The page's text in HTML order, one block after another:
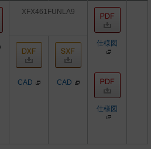
XFX461FUNLA9
仕様図
仕様図
CAD CAD